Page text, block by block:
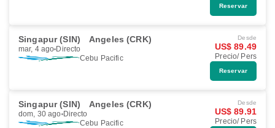
Reservar
Singapur (SIN) Angeles (CRK)
mar, 4 ago Directo
Cebu Pacific
Desde
US$ 89.49
Precio/ Pers
Reservar
Singapur (SIN) Angeles (CRK)
dom, 30 ago Directo
Cebu Pacific
Desde
US$ 89.91
Precio/ Pers